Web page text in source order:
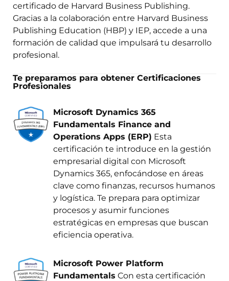
certificado de Harvard Business Publishing.
Gracias a la colaboración entre Harvard Business
Publishing Education (HBP) y IEP, accede a una
formación de calidad que impulsará tu desarrollo
profesional.
Te preparamos para obtener Certificaciones
Profesionales
Microsoft Dynamics 365
Fundamentals Finance and
Operations Apps (ERP) Esta
certificación te introduce en la gestión
empresarial digital con Microsoft
Dynamics 365, enfocándose en áreas
clave como finanzas, recursos humanos
y logística. Te prepara para optimizar
procesos y asumir funciones
estratégicas en empresas que buscan
eficiencia operativa.
Microsoft Power Platform
Fundamentals Con esta certificación